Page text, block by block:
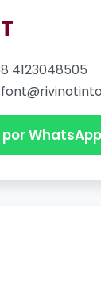
4123048505
WhatsApp